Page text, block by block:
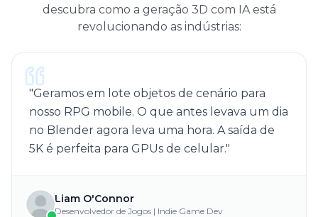
descubra como a geração 3D com IA está
revolucionando as indústrias:
"Geramos em lote objetos de cenário para
nosso RPG mobile. O que antes levava um dia
no Blender agora leva uma hora. A saída de
5K é perfeita para GPUs de celular."
Liam O'Connor
Desenvolvedor de Jogos | Indie Game Dev